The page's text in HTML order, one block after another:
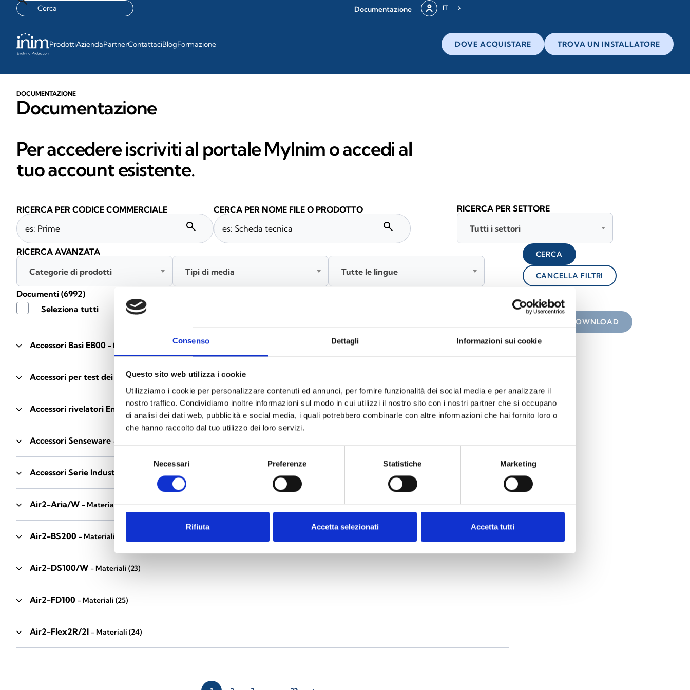
Consenso Dettagli Informazioni sui cookie
Questo sito web utilizza i cookie
Utilizziamo i cookie per personalizzare contenuti ed annunci, per fornire funzionalità dei social media e per analizzare il
nostro traffico. Condividiamo inoltre informazioni sul modo in cui utilizzi il nostro sito con i nostri partner che si occupano
di analisi dei dati web, pubblicità e social media, i quali potrebbero combinarle con altre informazioni che hai fornito loro o
che hanno raccolto dal tuo utilizzo dei loro servizi.
consenso
Necessari Preferenze Statistiche Marketing
Rifiuta Accetta selezionati Accetta tutti
Documentazione IT
ProdottiAziendaPartnerContattaciBlogFormazione DOVE ACQUISTARE TROVA UN INSTALLATORE
DOCUMENTAZIONE
Documentazione
Per accedere iscriviti al portale MyInim o accedi al
tuo account esistente.
Accessori Basi EB00 - Materiali
Accessori per test dei rivelatori - Materiali(6)
Accessori rivelatori Enea - Materiali(35)
Accessori Senseware - Materiali
Accessori Serie Industrial
Air2-Aria/W - Materiali(23)
Air2-BS200 - Materiali
Air2-DS100/W - Materiali (23)
Air2-FD100 - Materiali (25)
Air2-Flex2R/2I - Materiali (24)
Documenti (6992)
Seleziona tutti
DOWNLOAD
RICERCA PER CODICE COMMERCIALE
search
CERCA PER NOME FILE O PRODOTTO
search
RICERCA PER SETTORE
Tutti i settori
RICERCA AVANZATA
Categorie di prodotti
Tipi di media Tutte le lingue
CERCA
CANCELLA FILTRI